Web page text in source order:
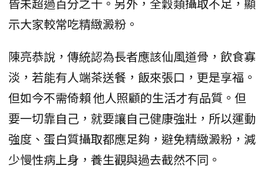
示大家較常吃精緻澱粉。
陳亮恭說，傳統認為長者應該仙風道骨，飲食寡
淡，若能有人端茶送餐，飯來張口，更是享福。
但如今不需倚賴 他人照顧的生活才有品質。但
要一切靠自己，就要讓自己健康強壯，所以運動
強度、蛋白質攝取都應足夠，避免精緻澱粉，減
少慢性病上身，養生觀與過去截然不同。